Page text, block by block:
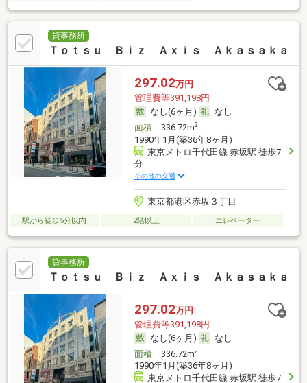
貸事務所
Ｔｏｔｓｕ Ｂｉｚ Ａｘｉｓ Ａｋａｓａｋａ
297.02万円
管理費等391,198円
なし(6ヶ月)
なし
面積336.72m2
1990年1月(築36年8ヶ月)
東京メトロ千代田線 赤坂駅 徒歩7
分
その他の交通
東京都港区赤坂３丁目
駅から徒歩5分以内 2階以上 エレベーター
貸事務所
Ｔｏｔｓｕ Ｂｉｚ Ａｘｉｓ Ａｋａｓａｋａ
297.02万円
管理費等391,198円
なし(6ヶ月)
なし
面積336.72m2
1990年1月(築36年8ヶ月)
東京メトロ千代田線 赤坂駅 徒歩7